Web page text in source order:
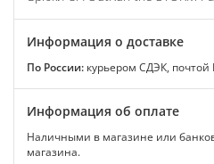
Информация о доставке
По России: курьером СДЭК, почтой
Информация об оплате
Наличными в магазине или
магазина.